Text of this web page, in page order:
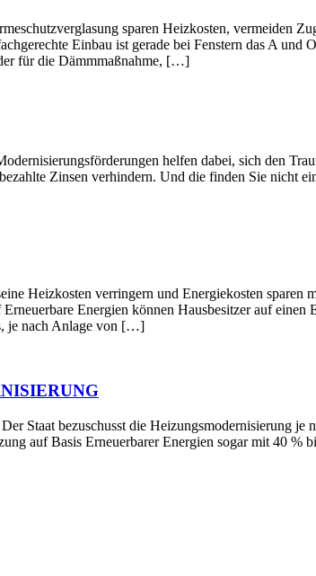
sparen Heizkosten, vermeiden
Einbau ist gerade bei Fenstern das A und
für die Dämmmaßnahme, […]
helfen dabei, sich den
Zinsen verhindern. Und die finden Sie nicht
verringern und Energiekosten sparen
Energien können Hausbesitzer auf
je nach Anlage von […]
bezuschusst die Heizungsmodernisierung je
auf Basis Erneuerbarer Energien sogar mit 40 %